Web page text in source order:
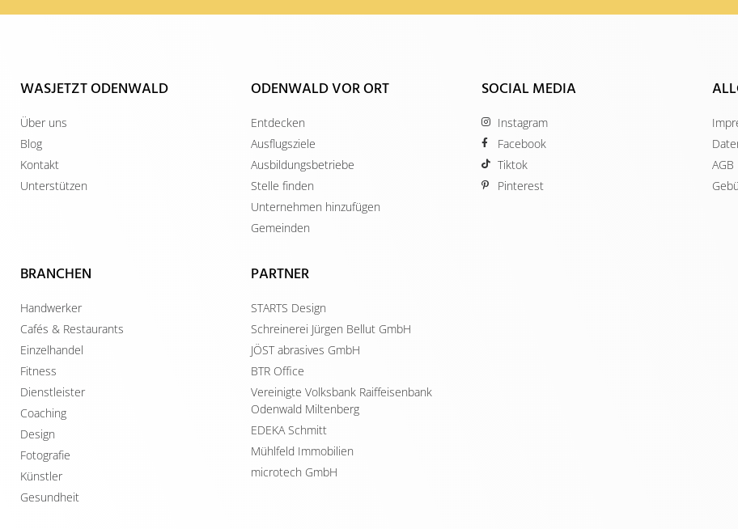
WASJETZT ODENWALD
Über uns
Blog
Kontakt
Unterstützen
ODENWALD VOR ORT
Entdecken
Ausflugsziele
Ausbildungsbetriebe
Stelle finden
Unternehmen hinzufügen
Gemeinden
SOCIAL MEDIA
Instagram
Facebook
Tiktok
Pinterest
AGB
BRANCHEN
Handwerker
Cafés & Restaurants
Einzelhandel
Fitness
Dienstleister
Coaching
Design
Fotografie
Künstler
Gesundheit
PARTNER
STARTS Design
Schreinerei Jürgen Bellut GmbH
JÖST abrasives GmbH
BTR Office
Vereinigte Volksbank Raiffeisenbank
Odenwald Miltenberg
EDEKA Schmitt
Mühlfeld Immobilien
microtech GmbH